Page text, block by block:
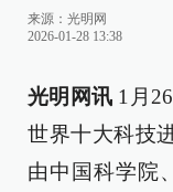
来源： 光明网
2026-01-28 13:38
光明网讯 1月
世界十大科技
由中国科学院